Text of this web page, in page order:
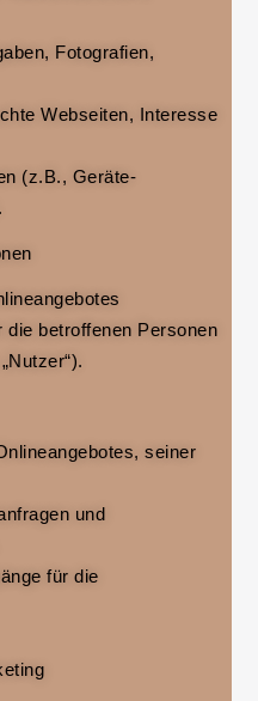
Fotografien,
Webseiten, Interesse
(z.B., Geräte-
betroffenen Personen
seiner
und
für die